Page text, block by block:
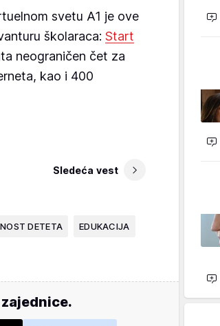
svetu A1 je ove
školaraca: Start
neograničen čet za
kao i 400
Sledeća vest
DETETA EDUKACIJA